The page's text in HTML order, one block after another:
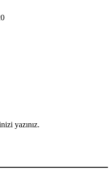
yazınız.